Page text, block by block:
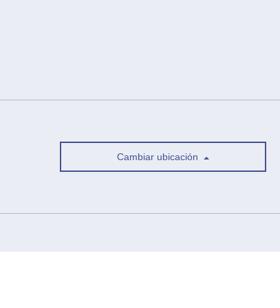
Cambiar ubicación